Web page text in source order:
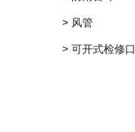
> 风管
> 可开式检修口